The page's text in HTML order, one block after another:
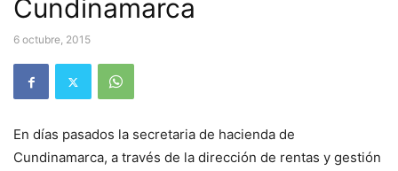
Cundinamarca
6 octubre, 2015
En días pasados la secretaria de hacienda de
Cundinamarca, a través de la dirección de rentas y gestión